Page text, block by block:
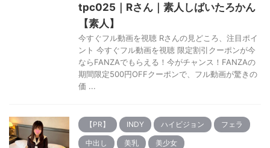
tpc025｜Rさん｜素人しばいたろかん
【素人】
今すぐフル動画を視聴 Rさんの見どころ、注目ポイ
ント 今すぐフル動画を視聴 限定割引クーポンが今
ならFANZAでもらえる！今がチャンス！FANZAの
期間限定500円OFFクーポンで、フル動画が驚きの
価 ...
【PR】 INDY ハイビジョン フェラ
中出し 美乳 美少女